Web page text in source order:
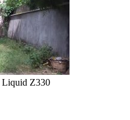
Liquid Z330